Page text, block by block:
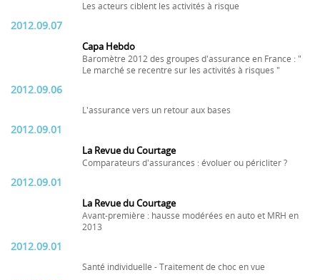
Les acteurs ciblent les activités à risque
2012.09.07
Capa Hebdo
Baromètre 2012 des groupes d'assurance en France : "
Le marché se recentre sur les activités à risques "
2012.09.06
L'assurance vers un retour aux bases
2012.09.01
La Revue du Courtage
Comparateurs d'assurances : évoluer ou péricliter ?
2012.09.01
La Revue du Courtage
Avant-première : hausse modérées en auto et MRH en
2013
2012.09.01
Santé individuelle - Traitement de choc en vue